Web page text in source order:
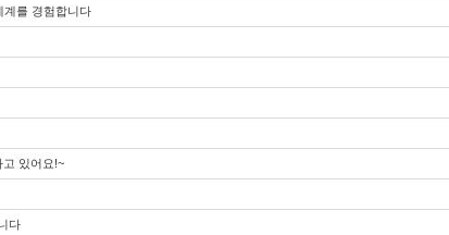
계를 경험합니다
고 있어요!~
다